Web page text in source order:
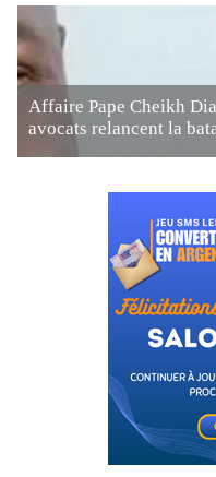
Affaire Pape Cheikh
avocats relancent la